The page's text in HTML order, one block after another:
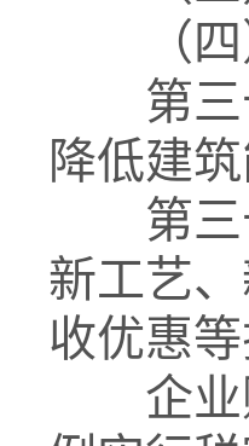
（四
第三十
降低建筑
第三十
新工艺
收优惠等
企业购